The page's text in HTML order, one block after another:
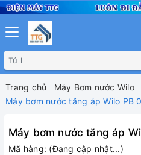
Trang chủ
Máy Bơm nước Wilo
Máy bơm nước tăng áp Wilo PB
Máy bơm nước tăng áp
Mã hàng: (Đang cập nhật...)